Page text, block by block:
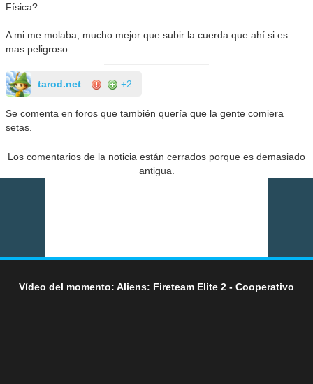
Física?
A mi me molaba, mucho mejor que subir la cuerda que ahí si es
mas peligroso.
tarod.net +2
Se comenta en foros que también quería que la gente comiera
setas.
Los comentarios de la noticia están cerrados porque es demasiado
antigua.
Vídeo del momento: Aliens: Fireteam Elite 2 - Cooperativo